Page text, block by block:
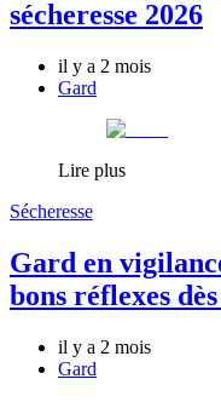
sécheresse 2026
il y a 2 mois
Gard
Lire plus
Sécheresse
Gard en
bons réflexes
il y a 2 mois
Gard